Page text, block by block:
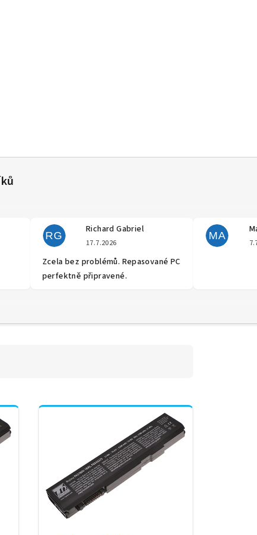
obchodu je 5 z 5 hvězdiček.
RG
Richard Gabriel
Hodnocení obchodu je 5 z 5
17.7.2026
Zcela bez problémů. Repasované PC
perfektně připravené.
MA